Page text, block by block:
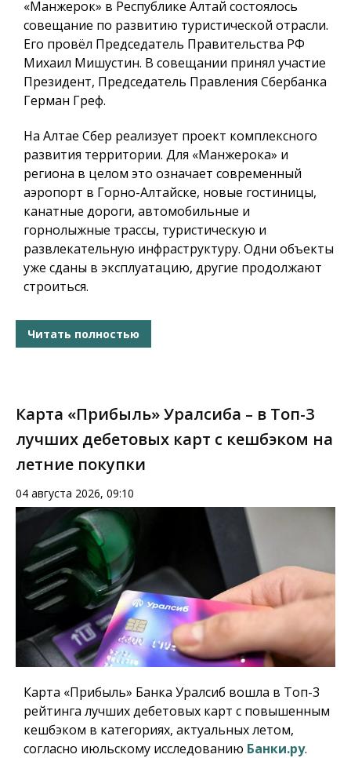
«Манжерок» в Республике Алтай состоялось
совещание по развитию туристической отрасли.
Его провёл Председатель Правительства РФ
Михаил Мишустин. В совещании принял участие
Президент, Председатель Правления Сбербанка
Герман Греф.
На Алтае Сбер реализует проект комплексного
развития территории. Для «Манжерока» и
региона в целом это означает современный
аэропорт в Горно-Алтайске, новые гостиницы,
канатные дороги, автомобильные и
горнолыжные трассы, туристическую и
развлекательную инфраструктуру. Одни объекты
уже сданы в эксплуатацию, другие продолжают
строиться.
Читать полностью
Карта «Прибыль» Уралсиба – в Топ-3
лучших дебетовых карт с кешбэком на
летние покупки
04 августа 2026, 09:10
Карта «Прибыль» Банка Уралсиб вошла в Топ-3
рейтинга лучших дебетовых карт с повышенным
кешбэком в категориях, актуальных летом,
согласно июльскому исследованию Банки.ру.